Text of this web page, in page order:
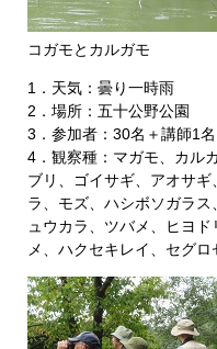
コガモとカルガモ
1．天気：曇り一時雨
2．場所：五十公野公園
3．参加者：30名＋講師1名
4．観察種：マガモ、カル
ブリ、ゴイサギ、アオサ
ラ、モズ、ハシボソガラ
ュウカラ、ツバメ、ヒヨ
メ、ハクセキレイ、セグ